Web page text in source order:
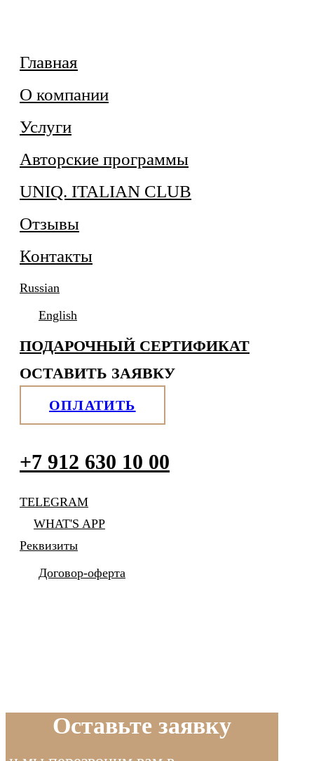
Главная
О компании
Услуги
Авторские программы
UNIQ. ITALIAN CLUB
Отзывы
Контакты
Russian
English
ПОДАРОЧНЫЙ СЕРТИФИКАТ
ОСТАВИТЬ ЗАЯВКУ
ОПЛАТИТЬ
+7 912 630 10 00
TELEGRAM
WHAT'S APP
Реквизиты
Договор-оферта
Оставьте заявку